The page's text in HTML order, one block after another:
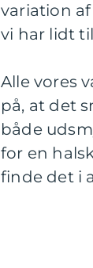
variation
vi har lidt
Alle vores
på, at det
både
for en
finde det i